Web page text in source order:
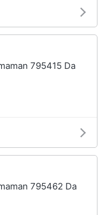
795415 Da
795462 Da